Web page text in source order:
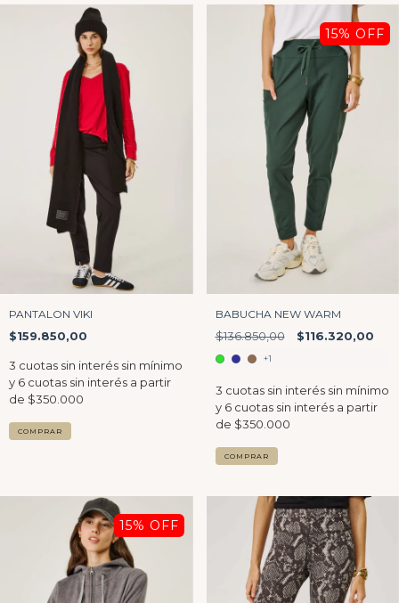
PANTALON VIKI
$159.850,00
COMPRAR
15% OFF
BABUCHA NEW WARM
$136.850,00 $116.320,00
+1
COMPRAR
15% OFF